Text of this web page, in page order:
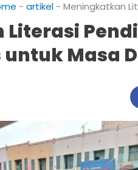
- artikel - Meningkatkan
untuk Masa